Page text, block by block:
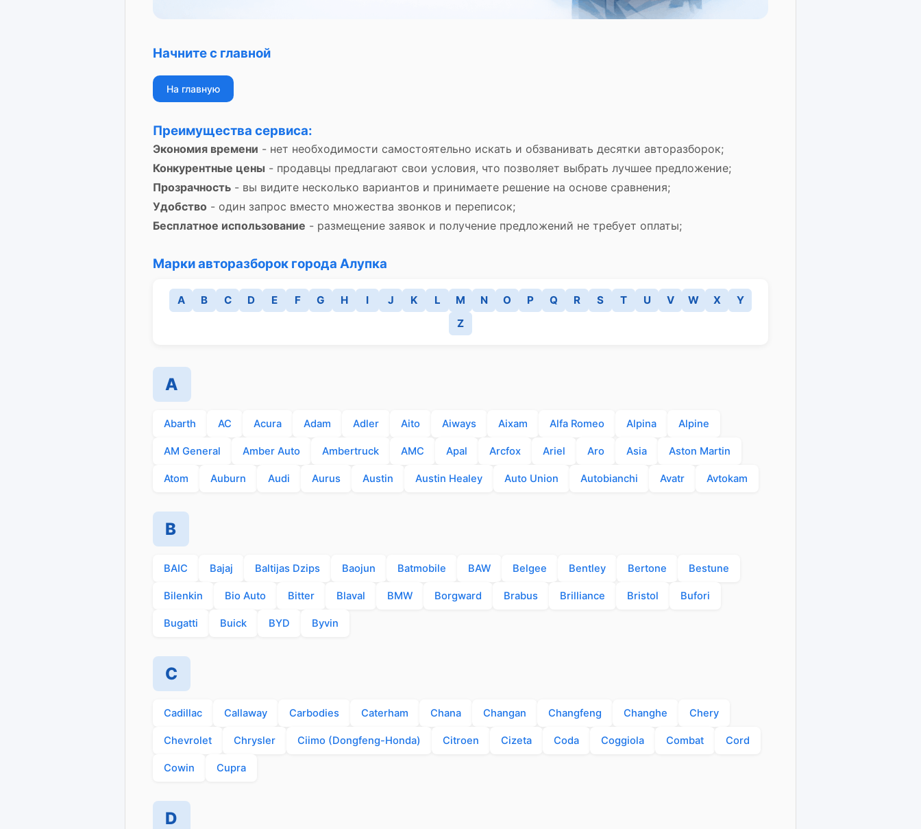
Начните с главной
На главную
Преимущества сервиса:
Экономия времени - нет необходимости самостоятельно искать и обзванивать десятки авторазборок;
Конкурентные цены - продавцы предлагают свои условия, что позволяет выбрать лучшее предложение;
Прозрачность - вы видите несколько вариантов и принимаете решение на основе сравнения;
Удобство - один запрос вместо множества звонков и переписок;
Бесплатное использование - размещение заявок и получение предложений не требует оплаты;
Марки авторазборок города Алупка
A B C D E F G H I J K L M N O P Q R S T U V W X
Y
Z
A
Abarth AC Acura Adam Adler Aito Aiways Aixam Alfa Romeo Alpina Alpine
AM General Amber Auto Ambertruck AMC Apal Arcfox Ariel Aro Asia Aston Martin
Atom Auburn Audi Aurus Austin Austin Healey Auto Union Autobianchi Avatr Avtokam
B
BAIC Bajaj Baltijas Dzips Baojun Batmobile BAW Belgee Bentley Bertone Bestune
Bilenkin Bio Auto Bitter Blaval BMW Borgward Brabus Brilliance Bristol Bufori
Bugatti Buick BYD Byvin
C
Cadillac Callaway Carbodies Caterham Chana Changan Changfeng Changhe Chery
Chevrolet Chrysler Ciimo (Dongfeng-Honda) Citroen Cizeta Coda Coggiola Combat Cord
Cowin Cupra
D